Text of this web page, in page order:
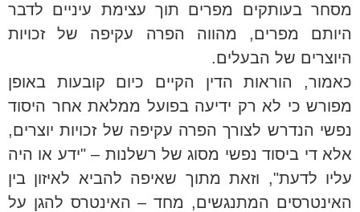
מסחר בעותקים מפרים תוך עצימת עיניים לדבר
היותם מפרים, מהווה הפרה עקיפה של זכויות
היוצרים של הבעלים.
כאמור, הוראות הדין הקיים כיום קובעות באופן
מפורש כי לא רק ידיעה בפועל ממלאת אחר היסוד
נפשי הנדרש לצורך הפרה עקיפה של זכויות יוצרים,
אלא די ביסוד נפשי מסוג של רשלנות – "ידע או היה
עליו לדעת", וזאת מתוך שאיפה להביא לאיזון בין
האינטרסים המתנגשים, מחד – האינטרס להגן על